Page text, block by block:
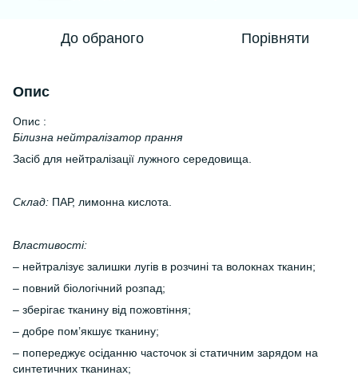
До обраного Порівняти
Опис
Опис :
Білизна нейтралізатор прання
Засіб для нейтралізації лужного середовища.
Склад: ПАР, лимонна кислота.
Властивості:
– нейтралізує залишки лугів в розчині та волокнах тканин;
– повний біологічний розпад;
– зберігає тканину від пожовтіння;
– добре пом’якшує тканину;
– попереджує осіданню часточок зі статичним зарядом на
синтетичних тканинах;